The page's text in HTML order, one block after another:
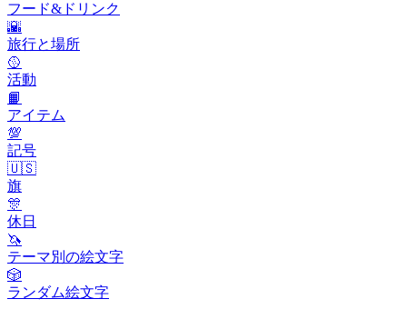
フード&ドリンク
🌇
旅行と場所
🥎
活動
📙
アイテム
💯
記号
🇺🇸
旗
🎊
休日
🦄
テーマ別の絵文字
🎲
ランダム絵文字